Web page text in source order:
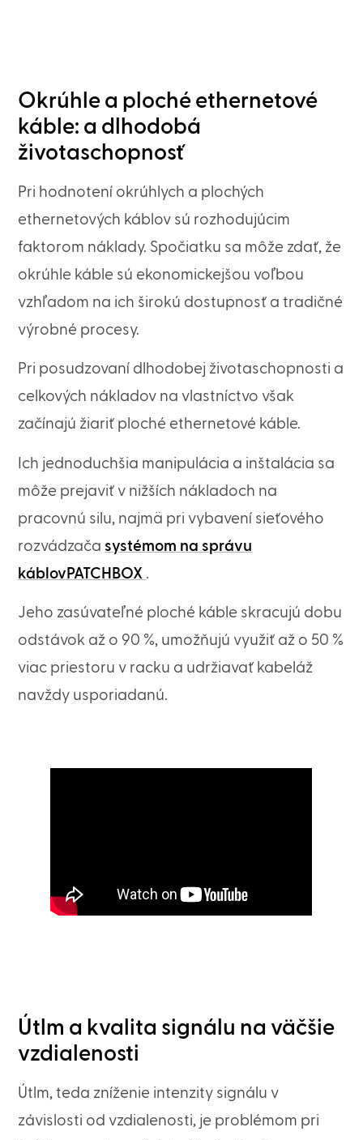
Okrúhle a ploché ethernetové
káble: a dlhodobá
životaschopnosť
Pri hodnotení okrúhlych a plochých
ethernetových káblov sú rozhodujúcim
faktorom náklady. Spočiatku sa môže zdať, že
okrúhle káble sú ekonomickejšou voľbou
vzhľadom na ich širokú dostupnosť a tradičné
výrobné procesy.
Pri posudzovaní dlhodobej životaschopnosti a
celkových nákladov na vlastníctvo však
začínajú žiariť ploché ethernetové káble.
Ich jednoduchšia manipulácia a inštalácia sa
môže prejaviť v nižších nákladoch na
pracovnú silu, najmä pri vybavení sieťového
rozvádzača systémom na správu
káblovPATCHBOX .
Jeho zasúvateľné ploché káble skracujú dobu
odstávok až o 90 %, umožňujú využiť až o 50 %
viac priestoru v racku a udržiavať kabeláž
navždy usporiadanú.
Útlm a kvalita signálu na väčšie
vzdialenosti
Útlm, teda zníženie intenzity signálu v
závislosti od vzdialenosti, je problémom pri